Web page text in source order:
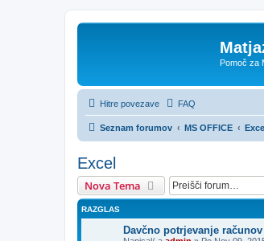
Pomoč za
Hitre povezave FAQ
Seznam forumov MS OFFICE
Excel
Nova Tema
RAZGLAS
Davčno potrjevanje računov